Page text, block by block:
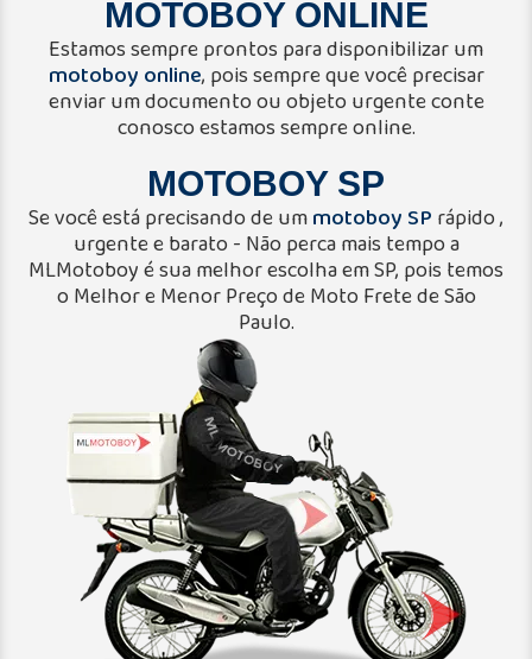
MOTOBOY ONLINE
Estamos sempre prontos para disponibilizar um
motoboy online, pois sempre que você precisar
enviar um documento ou objeto urgente conte
conosco estamos sempre online.
MOTOBOY SP
Se você está precisando de ummotoboy SP rápido ,
urgente e barato - Não perca mais tempo a
MLMotoboy é sua melhor escolha em SP, pois temos
o Melhor e Menor Preço de Moto Frete de São
Paulo.